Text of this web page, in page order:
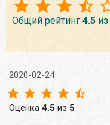
Общий рейтинг 4.5 из
2020-02-24
Оценка 4.5 из 5